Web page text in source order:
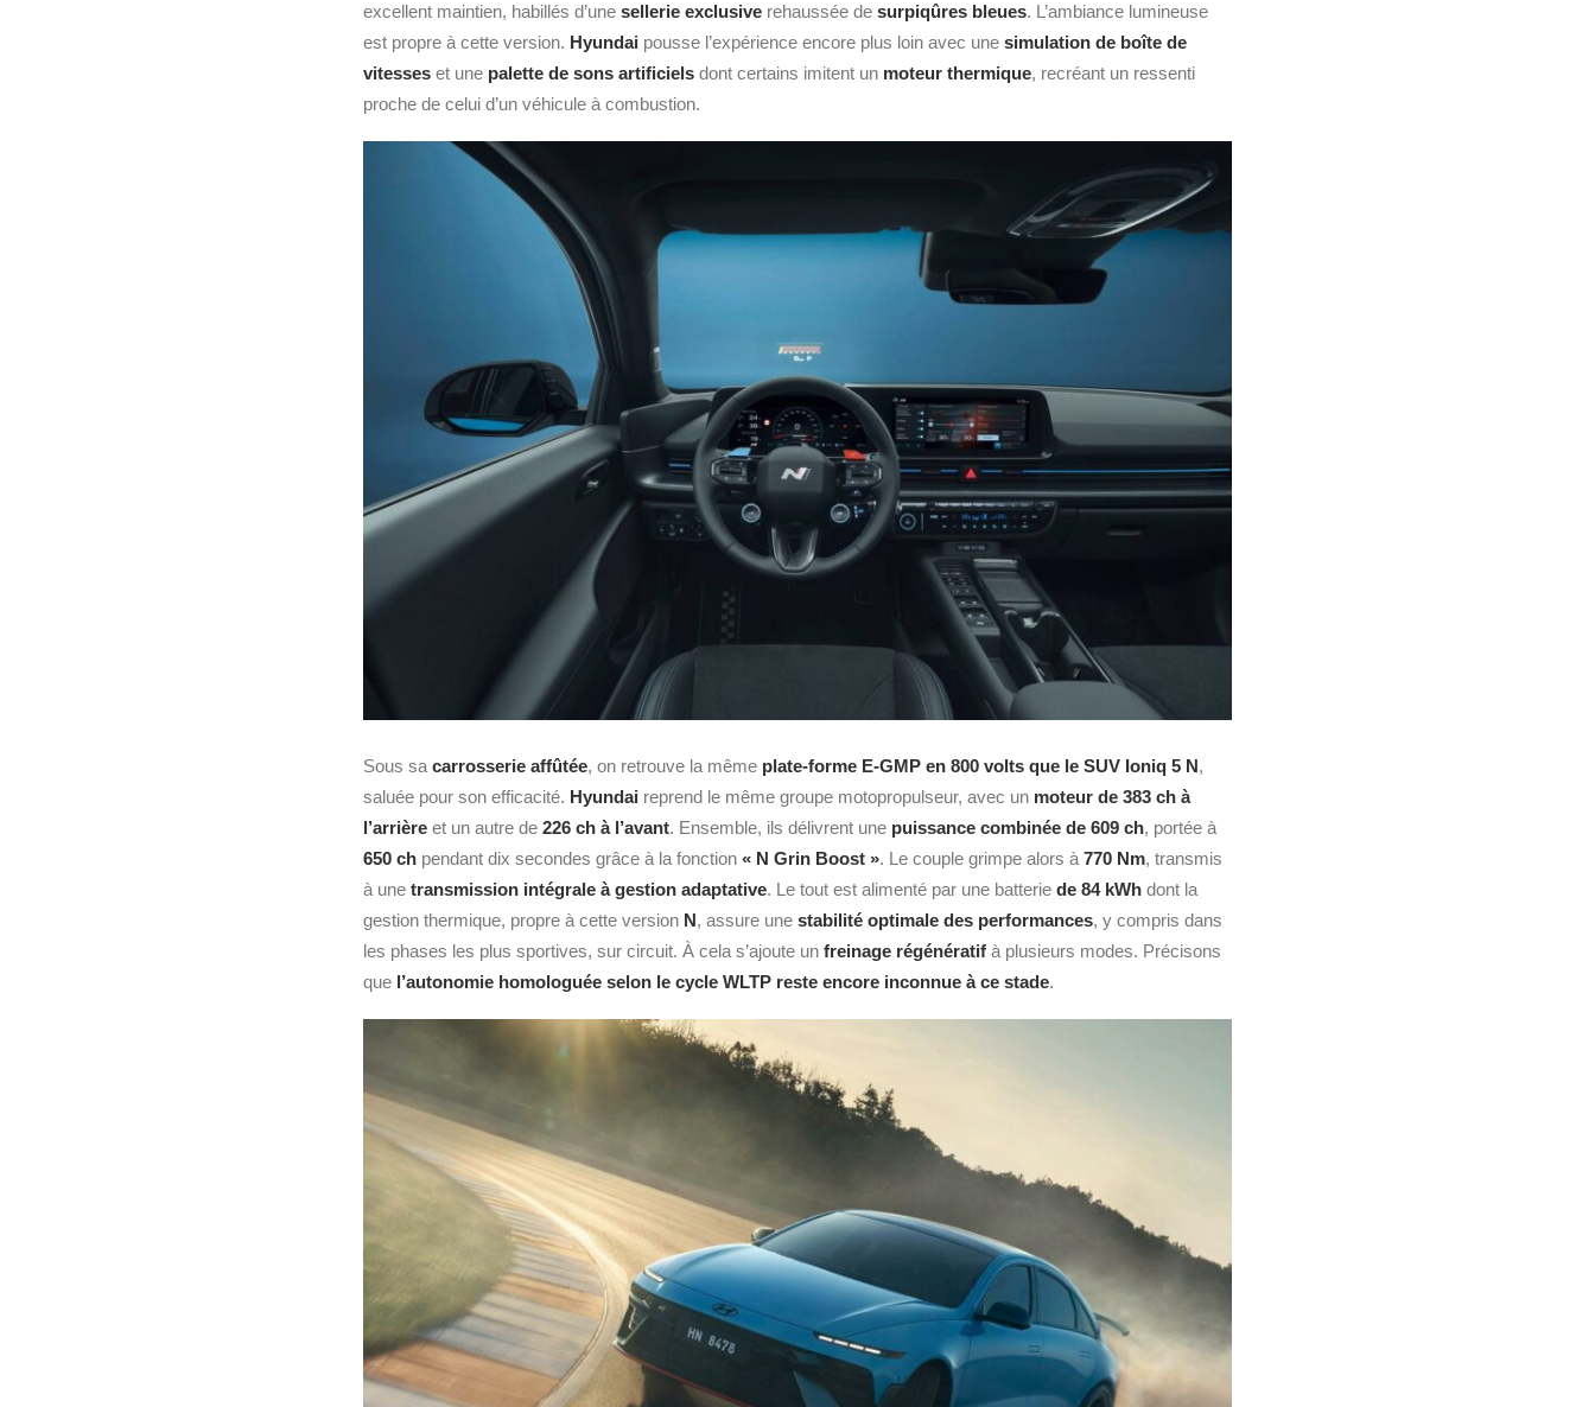
excellent maintien, habillés d’une sellerie exclusive rehaussée de surpiqûres bleues. L’ambiance lumineuse
est propre à cette version. Hyundai pousse l’expérience encore plus loin avec une simulation de boîte de
vitesses et une palette de sons artificiels dont certains imitent un moteur thermique, recréant un ressenti
proche de celui d’un véhicule à combustion.
Sous sa carrosserie affûtée, on retrouve la même plate-forme E-GMP en 800 volts que le SUV Ioniq 5 N,
saluée pour son efficacité. Hyundai reprend le même groupe motopropulseur, avec un moteur de 383 ch à
l’arrière et un autre de 226 ch à l’avant. Ensemble, ils délivrent une puissance combinée de 609 ch, portée à
650 ch pendant dix secondes grâce à la fonction « N Grin Boost ». Le couple grimpe alors à 770 Nm, transmis
à une transmission intégrale à gestion adaptative. Le tout est alimenté par une batterie de 84 kWh dont la
gestion thermique, propre à cette version N, assure une stabilité optimale des performances, y compris dans
les phases les plus sportives, sur circuit. À cela s’ajoute un freinage régénératif à plusieurs modes. Précisons
que l’autonomie homologuée selon le cycle WLTP reste encore inconnue à ce stade.